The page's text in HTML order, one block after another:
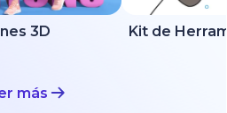
3D
más